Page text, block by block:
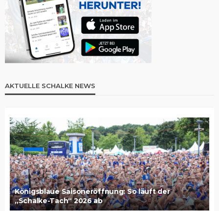
AKTUELLE SCHALKE NEWS
Königsblaue Saisoneröffnung: So läuft der
„Schalke-Tach“ 2026 ab